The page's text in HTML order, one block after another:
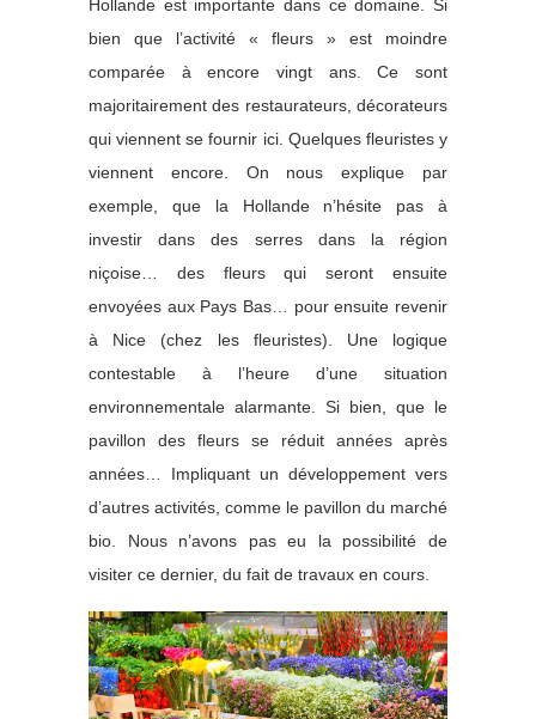
Hollande est importante dans ce domaine. Si
bien que l’activité « fleurs » est moindre
comparée à encore vingt ans. Ce sont
majoritairement des restaurateurs, décorateurs
qui viennent se fournir ici. Quelques fleuristes y
viennent encore. On nous explique par
exemple, que la Hollande n’hésite pas à
investir dans des serres dans la région
niçoise… des fleurs qui seront ensuite
envoyées aux Pays Bas… pour ensuite revenir
à Nice (chez les fleuristes). Une logique
contestable à l’heure d’une situation
environnementale alarmante. Si bien, que le
pavillon des fleurs se réduit années après
années… Impliquant un développement vers
d’autres activités, comme le pavillon du marché
bio. Nous n’avons pas eu la possibilité de
visiter ce dernier, du fait de travaux en cours.